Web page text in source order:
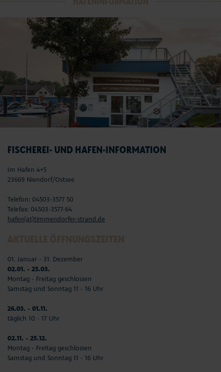
FISCHEREI- UND HAFEN-INFORMATION
Im Hafen 4+5
23669 Niendorf/Ostsee
Telefon: 04503-3577 50
Telefax: 04503-3577-64
hafen(at)timmendorfer-strand.de
01. Januar - 31. Dezember
02.01. - 25.03.
Montag - Freitag geschlossen
Samstag und Sonntag 11 - 16 Uhr
26.03. - 01.11.
täglich 10 - 17 Uhr
02.11. - 25.12.
Montag - Freitag geschlossen
Samstag und Sonntag 11 - 16 Uhr